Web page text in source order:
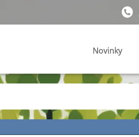
Novinky